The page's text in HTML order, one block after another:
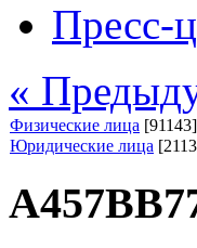
Пресс-
«
Физические лица [91143]
Юридические лица